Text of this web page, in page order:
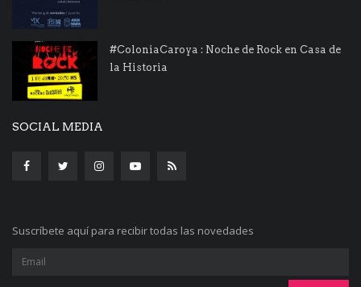
#ColoniaCaroya : Noche de Rock en Casa de
la Historia
SOCIAL MEDIA
Suscríbete aquí para recibir todas las novedades